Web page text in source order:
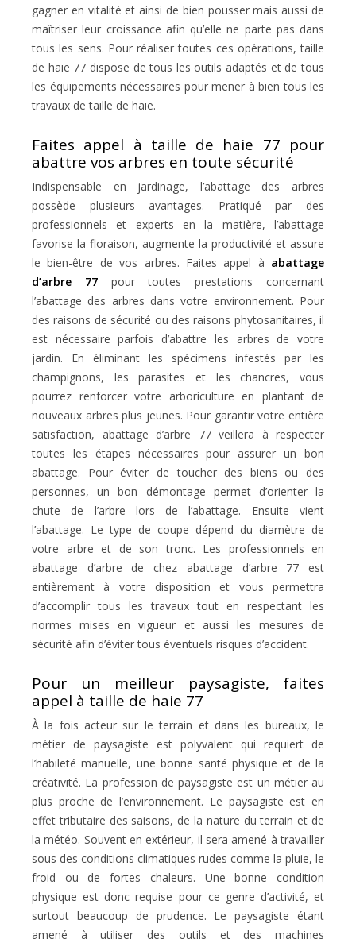
gagner en vitalité et ainsi de bien pousser mais aussi de
maîtriser leur croissance afin qu’elle ne parte pas dans
tous les sens. Pour réaliser toutes ces opérations, taille
de haie 77 dispose de tous les outils adaptés et de tous
les équipements nécessaires pour mener à bien tous les
travaux de taille de haie.
Faites appel à taille de haie 77 pour
abattre vos arbres en toute sécurité
Indispensable en jardinage, l’abattage des arbres
possède plusieurs avantages. Pratiqué par des
professionnels et experts en la matière, l’abattage
favorise la floraison, augmente la productivité et assure
le bien-être de vos arbres. Faites appel à abattage
d’arbre 77pour toutes prestations concernant
l’abattage des arbres dans votre environnement. Pour
des raisons de sécurité ou des raisons phytosanitaires, il
est nécessaire parfois d’abattre les arbres de votre
jardin. En éliminant les spécimens infestés par les
champignons, les parasites et les chancres, vous
pourrez renforcer votre arboriculture en plantant de
nouveaux arbres plus jeunes. Pour garantir votre entière
satisfaction, abattage d’arbre 77 veillera à respecter
toutes les étapes nécessaires pour assurer un bon
abattage. Pour éviter de toucher des biens ou des
personnes, un bon démontage permet d’orienter la
chute de l’arbre lors de l’abattage. Ensuite vient
l’abattage. Le type de coupe dépend du diamètre de
votre arbre et de son tronc. Les professionnels en
abattage d’arbre de chez abattage d’arbre 77 est
entièrement à votre disposition et vous permettra
d’accomplir tous les travaux tout en respectant les
normes mises en vigueur et aussi les mesures de
sécurité afin d’éviter tous éventuels risques d’accident.
Pour un meilleur paysagiste, faites
appel à taille de haie 77
À la fois acteur sur le terrain et dans les bureaux, le
métier de paysagiste est polyvalent qui requiert de
l’habileté manuelle, une bonne santé physique et de la
créativité. La profession de paysagiste est un métier au
plus proche de l’environnement. Le paysagiste est en
effet tributaire des saisons, de la nature du terrain et de
la météo. Souvent en extérieur, il sera amené à travailler
sous des conditions climatiques rudes comme la pluie, le
froid ou de fortes chaleurs. Une bonne condition
physique est donc requise pour ce genre d’activité, et
surtout beaucoup de prudence. Le paysagiste étant
amené à utiliser des outils et des machines